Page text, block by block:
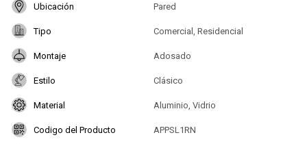
Ubicación Pared
Tipo Comercial, Residencial
Montaje Adosado
Estilo Clásico
Material Aluminio, Vidrio
Codigo del Producto APPSL1RN